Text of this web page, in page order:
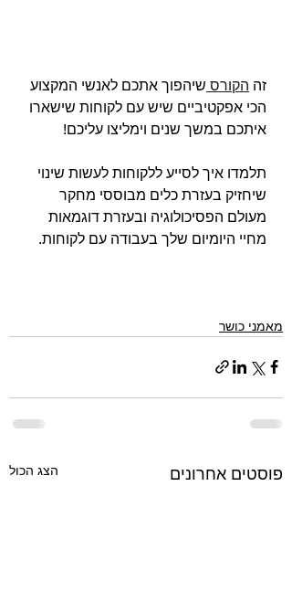
זה הקורס שיהפוך אתכם לאנשי המקצוע
הכי אפקטיביים שיש עם לקוחות שישארו
איתכם במשך שנים וימליצו עליכם!
תלמדו איך לסייע ללקוחות לעשות שינוי
שיחזיק בעזרת כלים מבוססי מחקר
מעולם הפסיכולוגיה ובעזרת דוגמאות
מחיי היומיום שלך בעבודה עם לקוחות.
מאמני כושר
פוסטים אחרונים הצג הכול